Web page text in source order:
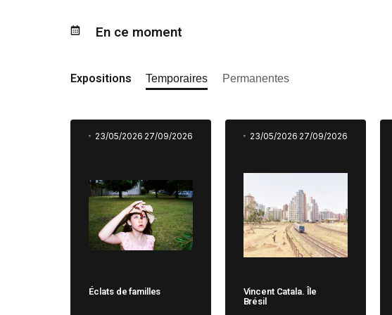
En ce moment
Expositions Temporaires Permanentes
23/05/2026 27/09/2026
Éclats de familles
23/05/2026 27/09/2026
Vincent Catala. Île
Brésil